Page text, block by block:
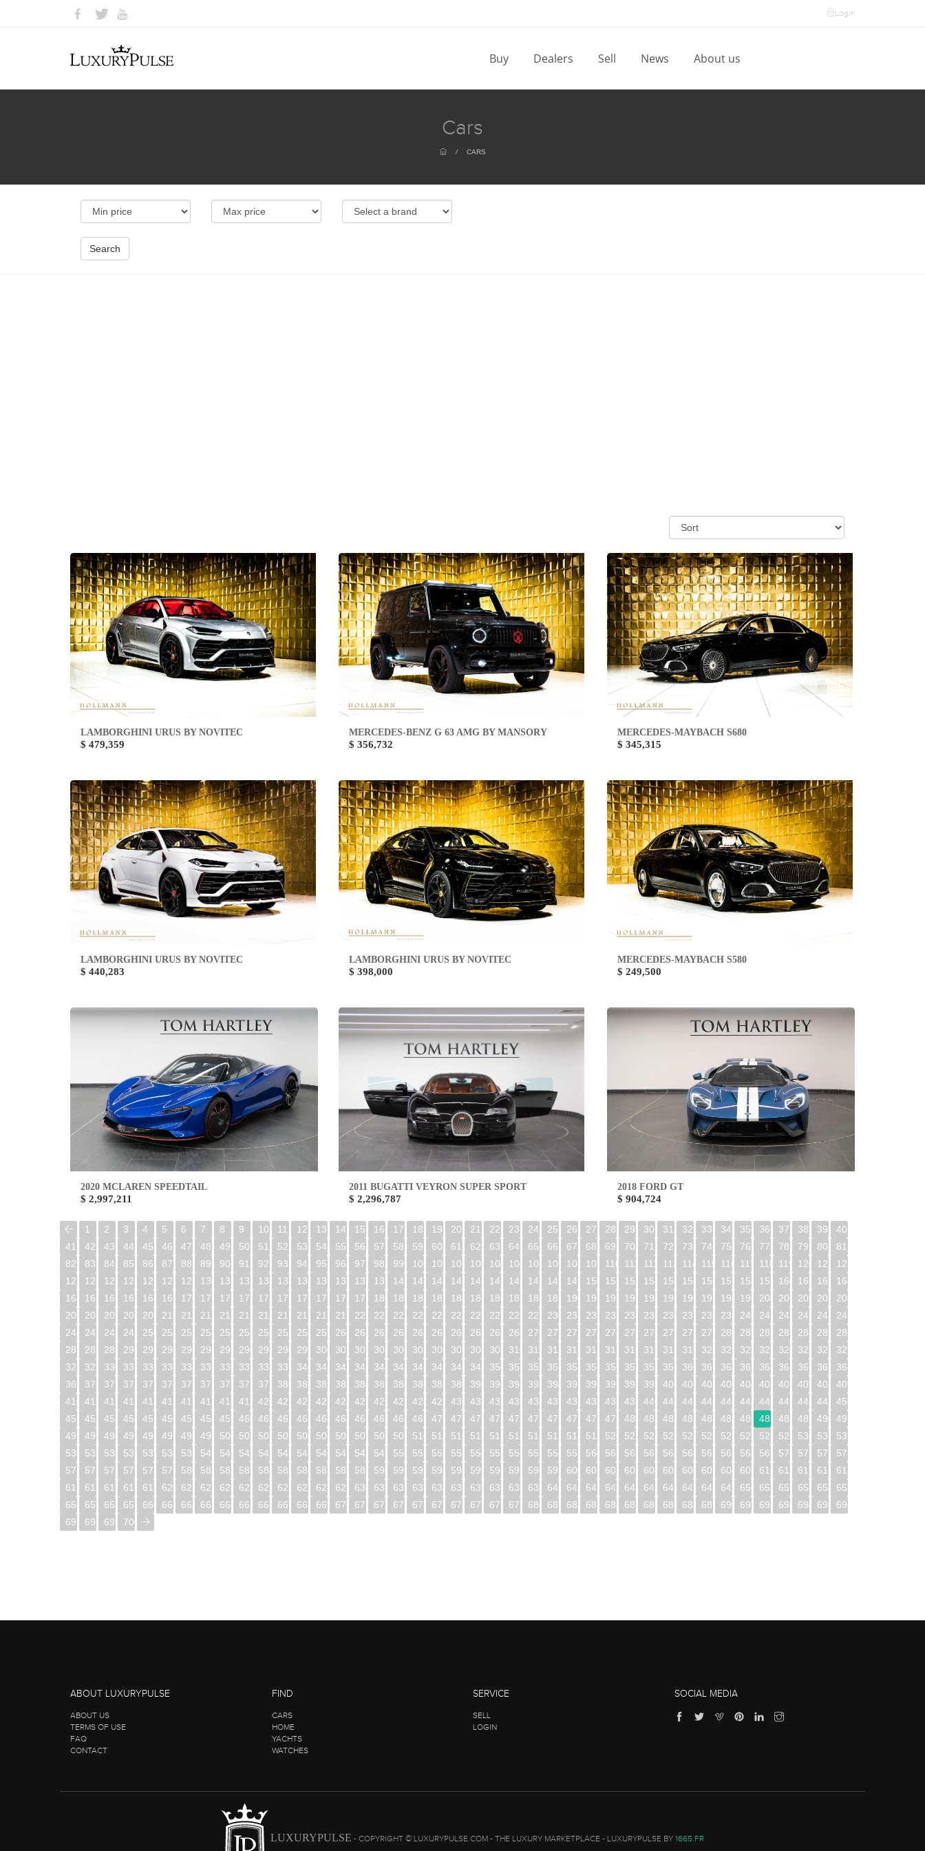
Login
Buy Dealers Sell News About us
Cars
/ CARS
Search
LAMBORGHINI URUS BY NOVITEC
$ 479,359
MERCEDES-BENZ G 63 AMG BY MANSORY
$ 356,732
MERCEDES-MAYBACH S680
$ 345,315
LAMBORGHINI URUS BY NOVITEC
$ 440,283
LAMBORGHINI URUS BY NOVITEC
$ 398,000
MERCEDES-MAYBACH S580
$ 249,500
2020 MCLAREN SPEEDTAIL
$ 2,997,211
2011 BUGATTI VEYRON SUPER SPORT
$ 2,296,787
2018 FORD GT
$ 904,724
1 2 3 4 5 6 7 8 9 10 11 12 13 14 15 16 17 18 19 20 21 22 23 24 25 26 27 28 29 30 31 32 33 34 35 36 37 38 39
40
41
42 43 44 45 46 47 48 49 50 51 52 53 54 55 56 57 58 59 60 61 62 63 64 65 66 67 68 69 70 71 72 73 74 75 76 77 78 79 80
81
82
83 84 85 86 87 88 89 90 91 92 93 94 95 96 97 98 99 100 101 102 103 104 105 106 107 108 109 110 111 112 113 114 115 116 117 118 119 120 121
122
123
124 125 126 127 128 129 130 131 132 133 134 135 136 137 138 139 140 141 142 143 144 145 146 147 148 149 150 151 152 153 154 155 156 157 158 159 160 161 162
163
164
165 166 167 168 169 170 171 172 173 174 175 176 177 178 179 180 181 182 183 184 185 186 187 188 189 190 191 192 193 194 195 196 197 198 199 200 201 202 203
204
205
206 207 208 209 210 211 212 213 214 215 216 217 218 219 220 221 222 223 224 225 226 227 228 229 230 231 232 233 234 235 236 237 238 239 240 241 242 243 244
245
246
247 248 249 250 251 252 253 254 255 256 257 258 259 260 261 262 263 264 265 266 267 268 269 270 271 272 273 274 275 276 277 278 279 280 281 282 283 284 285
286
287
288 289 290 291 292 293 294 295 296 297 298 299 300 301 302 303 304 305 306 307 308 309 310 311 312 313 314 315 316 317 318 319 320 321 322 323 324 325 326
327
328
329 330 331 332 333 334 335 336 337 338 339 340 341 342 343 344 345 346 347 348 349 350 351 352 353 354 355 356 357 358 359 360 361 362 363 364 365 366 367
368
369
370 371 372 373 374 375 376 377 378 379 380 381 382 383 384 385 386 387 388 389 390 391 392 393 394 395 396 397 398 399 400 401 402 403 404 405 406 407 408
409
410
411 412 413 414 415 416 417 418 419 420 421 422 423 424 425 426 427 428 429 430 431 432 433 434 435 436 437 438 439 440 441 442 443 444 445 446 447 448 449
450
451
452 453 454 455 456 457 458 459 460 461 462 463 464 465 466 467 468 469 470 471 472 473 474 475 476 477 478 479 480 481 482 483 484 485 486 487 488 489 490
491
492
493 494 495 496 497 498 499 500 501 502 503 504 505 506 507 508 509 510 511 512 513 514 515 516 517 518 519 520 521 522 523 524 525 526 527 528 529 530 531
532
533
534 535 536 537 538 539 540 541 542 543 544 545 546 547 548 549 550 551 552 553 554 555 556 557 558 559 560 561 562 563 564 565 566 567 568 569 570 571 572
573
574
575 576 577 578 579 580 581 582 583 584 585 586 587 588 589 590 591 592 593 594 595 596 597 598 599 600 601 602 603 604 605 606 607 608 609 610 611 612 613
614
615
616 617 618 619 620 621 622 623 624 625 626 627 628 629 630 631 632 633 634 635 636 637 638 639 640 641 642 643 644 645 646 647 648 649 650 651 652 653 654
655
656
657 658 659 660 661 662 663 664 665 666 667 668 669 670 671 672 673 674 675 676 677 678 679 680 681 682 683 684 685 686 687 688 689 690 691 692 693 694 695
696
697
698 699 700
ABOUT LUXURYPULSE
ABOUT US
TERMS OF USE
FAQ
CONTACT
FIND
CARS
HOME
YACHTS
WATCHES
SERVICE
SELL
LOGIN
SOCIAL MEDIA
LUXURYPULSE - COPYRIGHT © LUXURYPULSE.COM - THE LUXURY MARKETPLACE - LUXURYPULSE BY 1665.FR